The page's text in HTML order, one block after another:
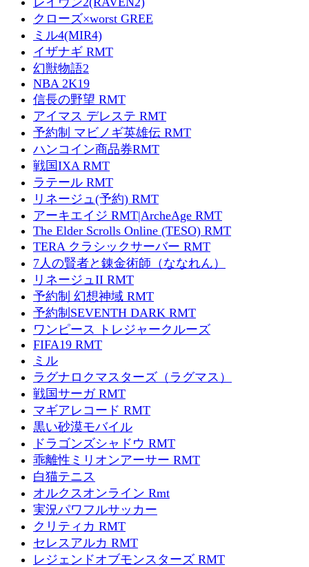
クローズ×worst GREE
ミル4(MIR4)
イザナギ RMT
幻獣物語2
NBA 2K19
信長の野望 RMT
アイマス デレステ RMT
予約制 マビノギ英雄伝 RMT
ハンコイン商品券RMT
戦国IXA RMT
ラテール RMT
リネージュ(予約) RMT
アーキエイジ RMT|ArcheAge RMT
The Elder Scrolls Online (TESO) RMT
TERA クラシックサーバー RMT
7人の賢者と錬金術師（ななれん）
リネージュII RMT
予約制 幻想神域 RMT
予約制SEVENTH DARK RMT
ワンピース トレジャークルーズ
FIFA19 RMT
ミル
ラグナロクマスターズ（ラグマス）
戦国サーガ RMT
マギアレコード RMT
黒い砂漠モバイル
ドラゴンズシャドウ RMT
乖離性ミリオンアーサー RMT
白猫テニス
オルクスオンライン Rmt
実況パワフルサッカー
クリティカ RMT
セレスアルカ RMT
レジェンドオブモンスターズ RMT